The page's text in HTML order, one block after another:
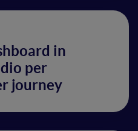
in
per
journey